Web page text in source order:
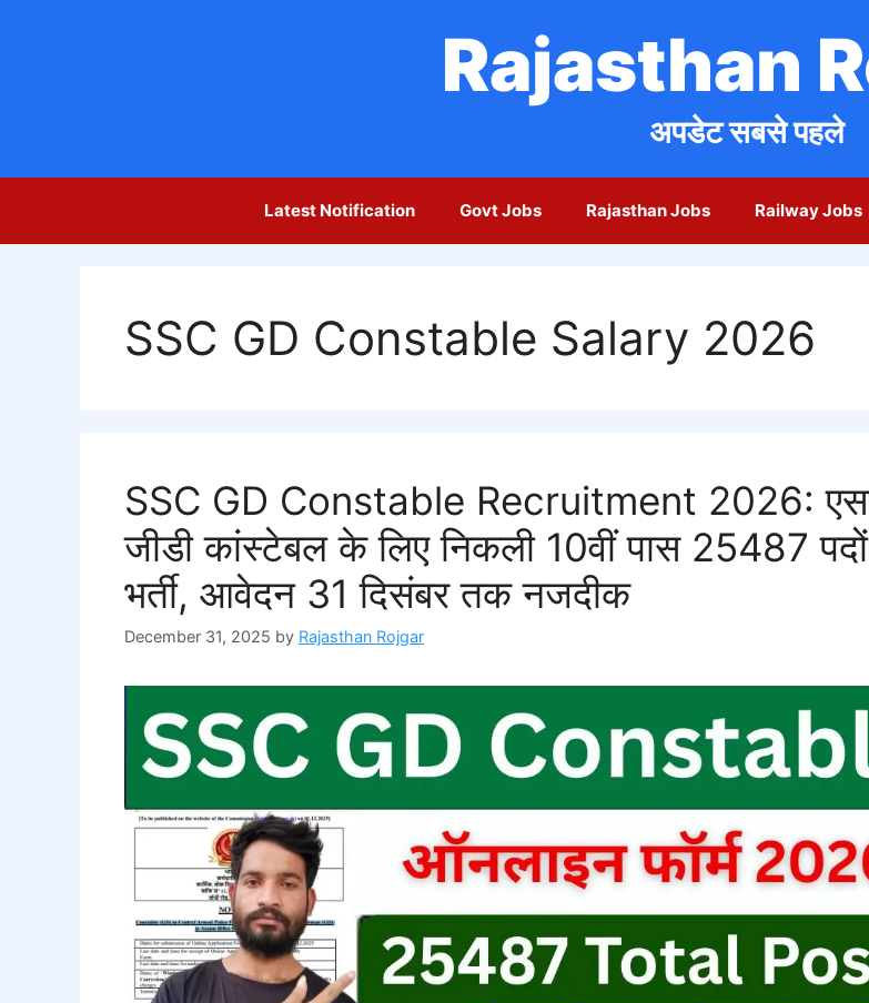
Rajasthan
अपडेट सबसे पहले
Latest Notification Govt Jobs Rajasthan Jobs Railway Jobs
SSC GD Constable Salary 2026
SSC GD Constable Recruitment 2026:
जीडी कांस्टेबल के लिए निकली 10वीं पास 25487
भर्ती, आवेदन 31 दिसंबर तक नजदीक
December 31, 2025 by Rajasthan Rojgar